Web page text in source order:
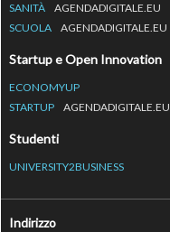
SANITÀ
AGENDADIGITALE.EU
SCUOLA
AGENDADIGITALE.EU
Startup e Open Innovation
ECONOMYUP
STARTUP
AGENDADIGITALE.EU
Studenti
UNIVERSITY2BUSINESS
Indirizzo